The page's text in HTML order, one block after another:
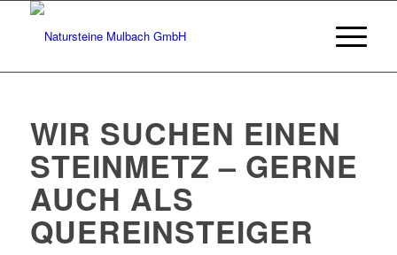
WIR SUCHEN EINEN
STEINMETZ – GERNE
AUCH ALS
QUEREINSTEIGER